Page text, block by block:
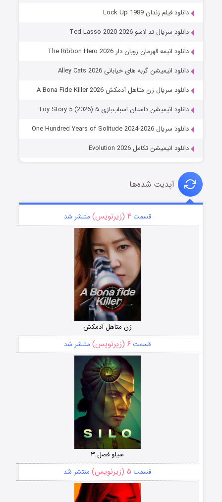
دانلود فیلم زندان Lock Up 1989
دانلود سریال تد لاسو Ted Lasso 2020-2026
دانلود انیمه قهرمان روبان دار The Ribbon Hero 2026
دانلود انیمیشن گربه های خیابانی Alley Cats 2026
دانلود سریال زن متاهل آدمکش A Bona Fide Killer 2026
دانلود انیمیشن داستان اسباب‌بازی ۵ Toy Story 5 (2026)
دانلود سریال One Hundred Years of Solitude 2024-2026
دانلود انیمیشن تکامل Evolution 2026
آپدیت شده‌ها
قسمت۴ (زیرنویس) منتشر شد
زن متاهل آدمکش
قسمت ۶ (زیرنویس) منتشر شد
سیلو فصل ۳
قسمت ۵ (زیرنویس) منتشر شد